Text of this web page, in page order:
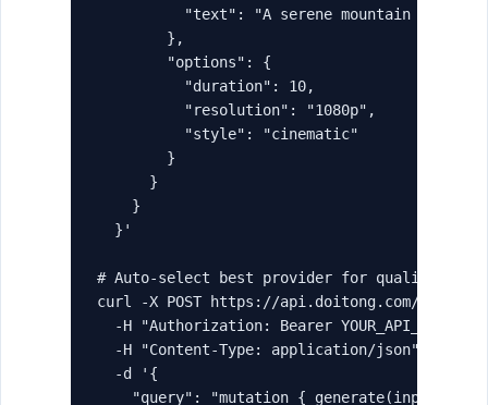
"text": "A serene mountain
        },
        "options": {
          "duration": 10,
          "resolution": "1080p",
          "style": "cinematic"
        }
      }
    }
  }'
# Auto-select best provider for quality
curl -X POST https://api.doitong.com/
  -H "Authorization: Bearer YOUR_API_KEY" \
  -H "Content-Type: application/json" \
  -d '{
"query": "mutation { generate(input: {